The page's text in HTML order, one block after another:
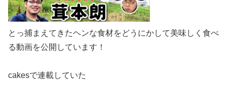
とっ捕まえてきたヘンな食材をどうにかして美味しく食べ
る動画を公開しています！
cakesで連載していた